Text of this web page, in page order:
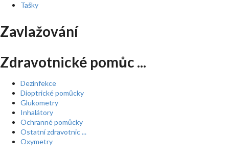
Tašky
Zavlažování
Zdravotnické pomůc ...
Dezinfekce
Dioptrické pomůcky
Glukometry
Inhalátory
Ochranné pomůcky
Ostatní zdravotnic ...
Oxymetry